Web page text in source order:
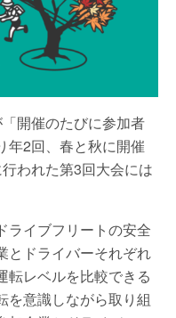
開催のたびに参加者
年2回、春と秋に開催
われた第3回大会には
ライブフリートの安全
とドライバーそれぞれ
転レベルを比較できる
を意識しながら取り組